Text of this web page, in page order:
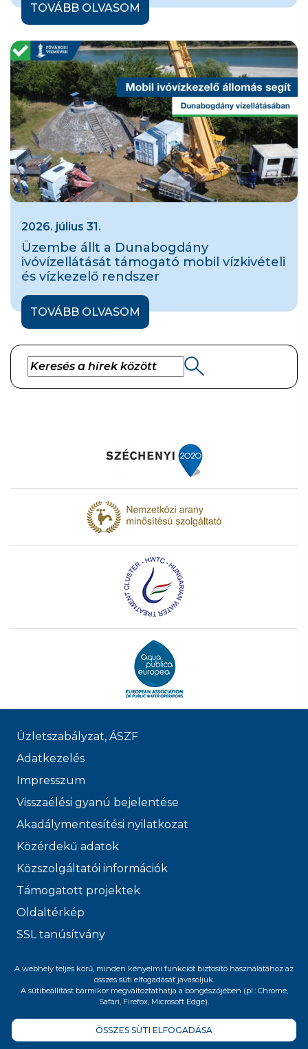
TOVÁBB OLVASOM
2026. július 31.
Üzembe állt a Dunabogdány
ivóvízellátását támogató mobil vízkivételi
és vízkezelő rendszer
TOVÁBB OLVASOM
Üzletszabályzat, ÁSZF
Adatkezelés
Impresszum
Visszaélési gyanú bejelentése
Akadálymentesítési nyilatkozat
Közérdekű adatok
Közszolgáltatói információk
Támogatott projektek
Oldaltérkép
SSL tanúsítvány
© 2026 FŐVÁROSI
VÍZMŰVEK
Felnőttképzési nyilvántartási szám:
A webhely teljes körű, minden kényelmi funkciót biztosító használatához az
összes süti elfogadását javasoljuk.
A sütibeállítást bármikor megváltoztathatja a böngészőjében (pl.: Chrome,
Safari, Firefox, Microsoft Edge).
ÖSSZES SÜTI ELFOGADÁSA